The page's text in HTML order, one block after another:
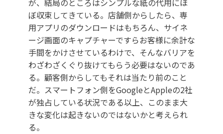
が、結局のところはシンプルな紙の代用にほ
ぼ収束してきている。店舗側からしたら、専
用アプリのダウンロードはもちろん、サイネ
ージ画面のキャプチャーですらお客様に余計な
手間をかけさせているわけで、そんなバリアを
わざわざくぐり抜けてもらう必要はないのであ
る。顧客側からしてもそれは当たり前のこと
だ。スマートフォン側をGoogleとAppleの2社
が独占している状況である以上、このまま大
きな変化は起きないのではないかと考えられ
る。